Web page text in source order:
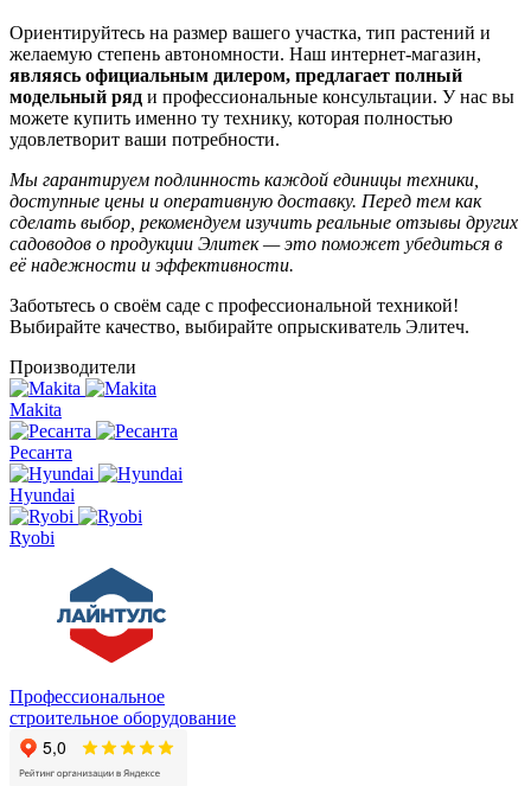
Ориентируйтесь на размер вашего участка, тип растений и
желаемую степень автономности. Наш интернет-магазин,
являясь официальным дилером, предлагает полный
модельный ряд и профессиональные консультации. У нас вы
можете купить именно ту технику, которая полностью
удовлетворит ваши потребности.
Мы гарантируем подлинность каждой единицы техники,
доступные цены и оперативную доставку. Перед тем как
сделать выбор, рекомендуем изучить реальные отзывы других
садоводов о продукции Элитек — это поможет убедиться в
её надежности и эффективности.
Заботьтесь о своём саде с профессиональной техникой!
Выбирайте качество, выбирайте опрыскиватель Элитеч.
Производители
Makita
Ресанта
Hyundai
Ryobi
Профессиональное
строительное оборудование